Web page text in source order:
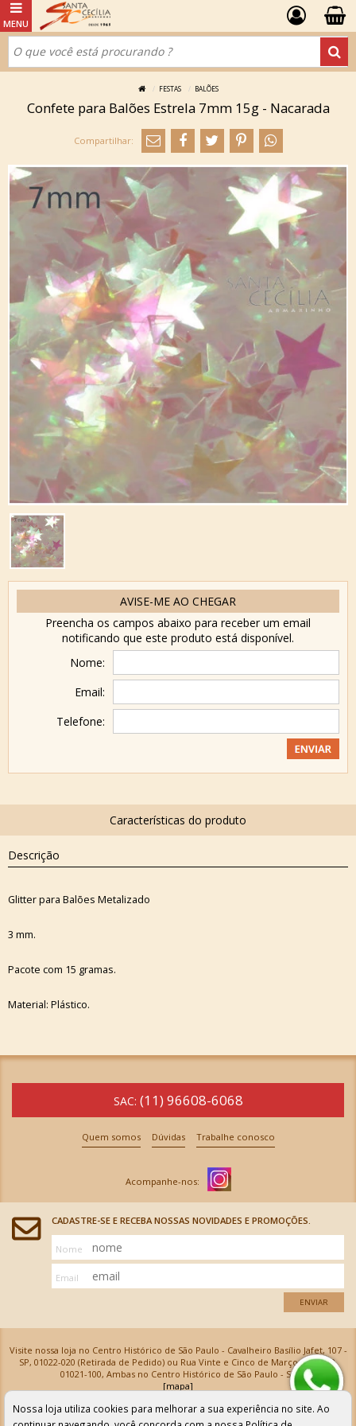
FESTAS BALÕES
Confete para Balões Estrela 7mm 15g - Nacarada
AVISE-ME AO CHEGAR
Preencha os campos abaixo para receber um email
notificando que este produto está disponível.
Nome:
Email:
Telefone:
Descrição
Glitter para Balões Metalizado
3 mm.
Pacote com 15 gramas.
Material: Plástico.
SAC: (11) 96608-6068
Quem somos Dúvidas Trabalhe conosco
CADASTRE-SE E RECEBA NOSSAS NOVIDADES E PROMOÇÕES.
Nome
Email
ENVIAR
Visite nossa loja no Centro Histórico de São Paulo - Cavalheiro Basílio Jafet, 107 -
SP, 01022-020 (Retirada de Pedido) ou Rua Vinte e Cinco de Março, 576 - SP,
01021-100, Ambas no Centro Histórico de São Paulo - SP
[mapa]
Armarinhos Santa Cecília Ltda | CNPJ: 61.069.639/0001-18
Os preços e as condições de pagamento apresentadas na loja virtual não valem para nossa loja física e
podem sofrer alterações sem aviso prévio. Vendas com cartão de crédito sujeitas a análise e
Nossa loja utiliza cookies para melhorar a sua experiência no site. Ao